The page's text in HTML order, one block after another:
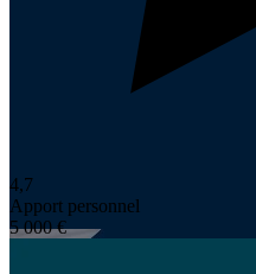
4,7
Apport personnel
5 000 €